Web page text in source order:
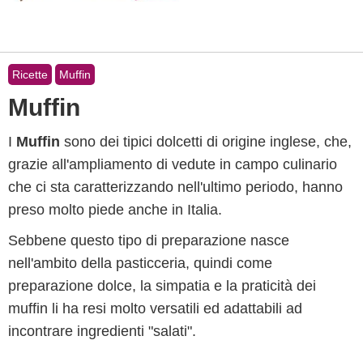
Ricette Muffin
Muffin
I Muffin sono dei tipici dolcetti di origine inglese, che,
grazie all'ampliamento di vedute in campo culinario
che ci sta caratterizzando nell'ultimo periodo, hanno
preso molto piede anche in Italia.
Sebbene questo tipo di preparazione nasce
nell'ambito della pasticceria, quindi come
preparazione dolce, la simpatia e la praticità dei
muffin li ha resi molto versatili ed adattabili ad
incontrare ingredienti "salati".